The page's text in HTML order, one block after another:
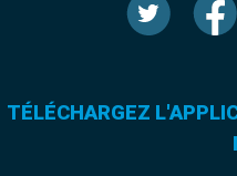
TÉLÉCHARGEZ